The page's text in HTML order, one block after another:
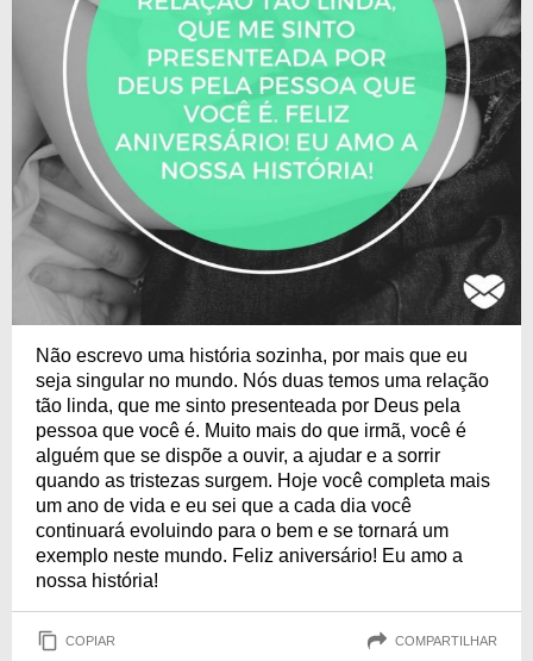
Não escrevo uma história sozinha, por mais que eu
seja singular no mundo. Nós duas temos uma relação
tão linda, que me sinto presenteada por Deus pela
pessoa que você é. Muito mais do que irmã, você é
alguém que se dispõe a ouvir, a ajudar e a sorrir
quando as tristezas surgem. Hoje você completa mais
um ano de vida e eu sei que a cada dia você
continuará evoluindo para o bem e se tornará um
exemplo neste mundo. Feliz aniversário! Eu amo a
nossa história!
COPIAR COMPARTILHAR